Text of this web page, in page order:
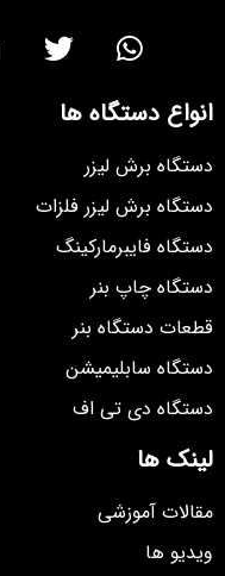
انواع دستگاه ها
دستگاه برش لیزر
دستگاه برش لیزر فلزات
دستگاه فایبرمارکینگ
دستگاه چاپ بنر
قطعات دستگاه بنر
دستگاه سابلیمیشن
دستگاه دی تی اف
لینک ها
مقالات آموزشی
ویدیو ها